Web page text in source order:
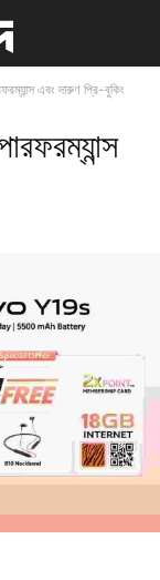
এবং দারুণ প্রি-বুকিং